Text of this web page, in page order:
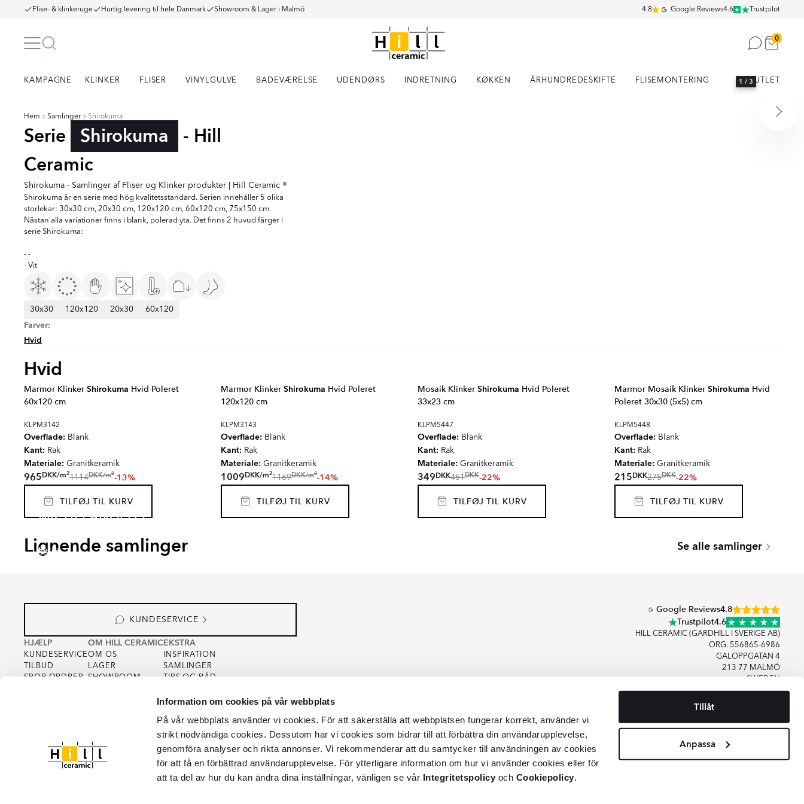
Information om cookies på vår webbplats
På vår webbplats använder vi cookies. För att säkerställa att webbplatsen fungerar korrekt, använder vi
strikt nödvändiga cookies. Dessutom har vi cookies som bidrar till att förbättra din användarupplevelse,
genomföra analyser och rikta annonser. Vi rekommenderar att du samtycker till användningen av cookies
för att få en förbättrad användarupplevelse. För ytterligare information om hur vi använder cookies eller för
att ta del av hur du kan ändra dina inställningar, vänligen se vår Integritetspolicy och Cookiepolicy.
Tillåt
Anpassa
Flise- & klinkeruge Hurtig levering til hele Danmark Showroom & Lager i Malmö 4.8 Google Reviews4.6 Trustpilot
0
KAMPAGNE KLINKER FLISER VINYLGULVE BADEVÆRELSE UDENDØRS INDRETNING KØKKEN ÅRHUNDREDESKIFTE FLISEMONTERING OUTLET
Hem Samlinger Shirokuma
Serie Shirokuma
- Hill
Ceramic
Shirokuma - Samlinger af Fliser og Klinker produkter | Hill Ceramic ®
Shirokuma är en serie med hög kvalitetsstandard. Serien innehåller 5 olika
storlekar: 30x30 cm, 20x30 cm, 120x120 cm, 60x120 cm, 75x150 cm.
Nästan alla variationer finns i blank, polerad yta. Det finns 2 huvud färger i
serie Shirokuma:
- -
- Vit
30x30 120x120 20x30 60x120
Farver:
Hvid
1 / 3
Hvid
Marmor Klinker Shirokuma Hvid Poleret
60x120 cm
KLPM3142
Overflade: Blank
Kant: Rak
Materiale: Granitkeramik
965DKK/m21114DKK/m2-13%
TILFØJ TIL KURV
Marmor Klinker Shirokuma Hvid Poleret
120x120 cm
KLPM3143
Overflade: Blank
Kant: Rak
Materiale: Granitkeramik
1009DKK/m21169DKK/m2-14%
TILFØJ TIL KURV
Mosaik Klinker Shirokuma Hvid Poleret
33x23 cm
KLPM5447
Overflade: Blank
Kant: Rak
Materiale: Granitkeramik
349DKK451DKK-22%
TILFØJ TIL KURV
Marmor Mosaik Klinker Shirokuma Hvid
Poleret 30x30 (5x5) cm
KLPM5448
Overflade: Blank
Kant: Rak
Materiale: Granitkeramik
215DKK275DKK-22%
TILFØJ TIL KURV
Lignende samlinger Se alle samlinger
Serie
MICHELANGELO
CARRARA
Serie
KUNDESERVICE
HJÆLP
KUNDESERVICE
TILBUD
SPOR ORDRER
OM HILL CERAMIC
OM OS
LAGER
SHOWROOM
EKSTRA
INSPIRATION
SAMLINGER
TIPS OG RÅD
COOKIEPOLICY
Google Reviews4.8
Trustpilot4.6
HILL CERAMIC (GARDHILL I SVERIGE AB)
ORG. 556865-6986
GALOPPGATAN 4
213 77 MALMÖ
SWEDEN
KONTAKT OS